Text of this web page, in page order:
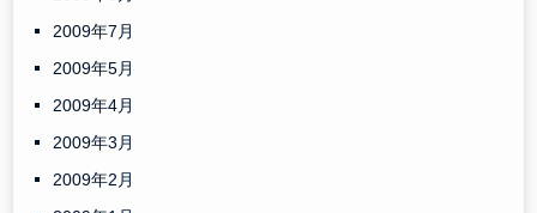
2009年7月
2009年5月
2009年4月
2009年3月
2009年2月